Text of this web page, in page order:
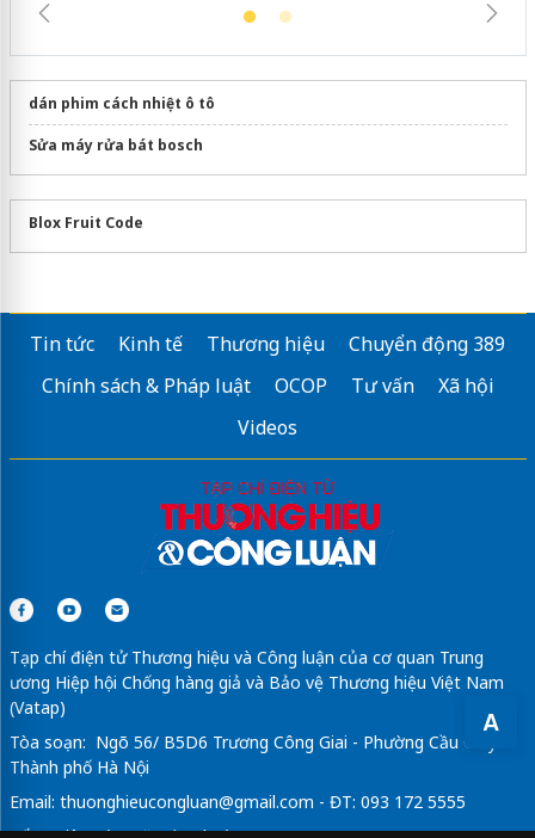
A
dán phim cách nhiệt ô tô
Sửa máy rửa bát bosch
Blox Fruit Code
Tin tức Kinh tế Thương hiệu
Chuyển động 389
Chính sách & Pháp luật
OCOP Tư vấn
Xã hội
Videos
Tạp chí điện tử Thương hiệu và Công luận của cơ quan Trung
ương Hiệp hội Chống hàng giả và Bảo vệ Thương hiệu Việt Nam
(Vatap)
Tòa soạn: Ngõ 56/ B5D6 Trương Công Giai - Phường Cầu Giấy -
Thành phố Hà Nội
Email: thuonghieucongluan@gmail.com - ĐT: 093 172 5555